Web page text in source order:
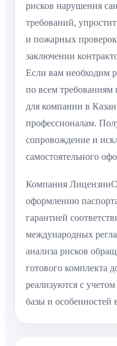
рисков нарушения
требований,
и пожарных
заключении
Если вам необходим
по всем требованиям
для компании в
профессионалам.
сопровождение и
самостоятельного
Компания
оформлению
гарантией
международных
анализа рисков
готового комплекта
реализуются с
базы и особенностей